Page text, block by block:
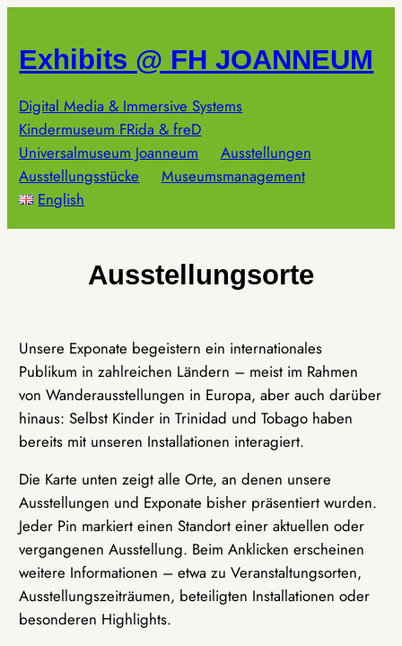
springen
Exhibits @ FH JOANNEUM
Digital Media & Immersive Systems
Kindermuseum FRida & freD
Universalmuseum Joanneum
Ausstellungen
Ausstellungsstücke
Museumsmanagement
English
Ausstellungsorte
Unsere Exponate begeistern ein internationales
Publikum in zahlreichen Ländern – meist im Rahmen
von Wanderausstellungen in Europa, aber auch darüber
hinaus: Selbst Kinder in Trinidad und Tobago haben
bereits mit unseren Installationen interagiert.
Die Karte unten zeigt alle Orte, an denen unsere
Ausstellungen und Exponate bisher präsentiert wurden.
Jeder Pin markiert einen Standort einer aktuellen oder
vergangenen Ausstellung. Beim Anklicken erscheinen
weitere Informationen – etwa zu Veranstaltungsorten,
Ausstellungszeiträumen, beteiligten Installationen oder
besonderen Highlights.